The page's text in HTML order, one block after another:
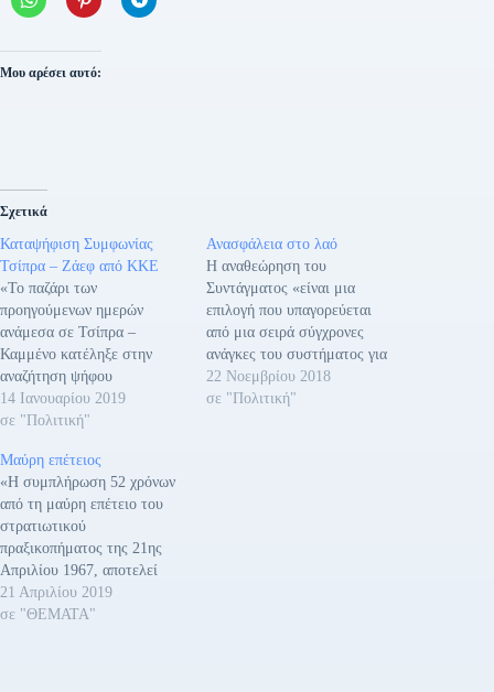
Μου αρέσει αυτό:
Σχετικά
Καταψήφιση Συμφωνίας
Τσίπρα – Ζάεφ από ΚΚΕ
«Το παζάρι των
προηγούμενων ημερών
ανάμεσα σε Τσίπρα –
Καμμένο κατέληξε στην
αναζήτηση ψήφου
εμπιστοσύνης στη βουλή.
Πρόκειται για μια εξέλιξη
καθώς δίνει τη δυνατότητα
αφενός στον κ. Τσίπρα να
διασώσει την κυβέρνησή
του, με τις ψήφους
βουλευτών των ΑΝΕΛ κι
αφετέρου στον κ.
Καμμένο…
14 Ιανουαρίου 2019
σε "Πολιτική"
Ανασφάλεια στο λαό
Η αναθεώρηση του
Συντάγματος «είναι μια
επιλογή που υπαγορεύεται
από μια σειρά σύγχρονες
ανάγκες του συστήματος για
την εύρυθμη, όπως λέτε,
λειτουργία του», τόνισε στη
22 Νοεμβρίου 2018
σε "Πολιτική"
Μαύρη επέτειος
«Η συμπλήρωση 52 χρόνων
από τη μαύρη επέτειο του
στρατιωτικού
πραξικοπήματος της 21ης
Απριλίου 1967, αποτελεί
ευκαιρία για να διδαχτούμε
και να τιμήσουμε την
21 Απριλίου 2019
σε "ΘΕΜΑΤΑ"